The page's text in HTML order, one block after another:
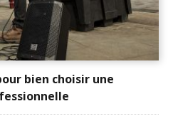
bien choisir une